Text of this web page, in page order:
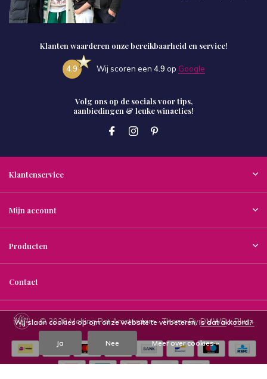
Klanten waarderen onze bereikbaarheid en service!
4.9 Wij scoren een 4.9 op Google
Volg ons op de socials voor tips,
aanbiedingen & leuke winacties!
Klantenservice
Mijn account
Producten
Contact
© 2026 Melting Pot Amsterdam - Theme ByDMWSxPlus+
Wij slaan cookies op om onze website te verbeteren. Is dat akkoord?
Ja Nee Meer over cookies »